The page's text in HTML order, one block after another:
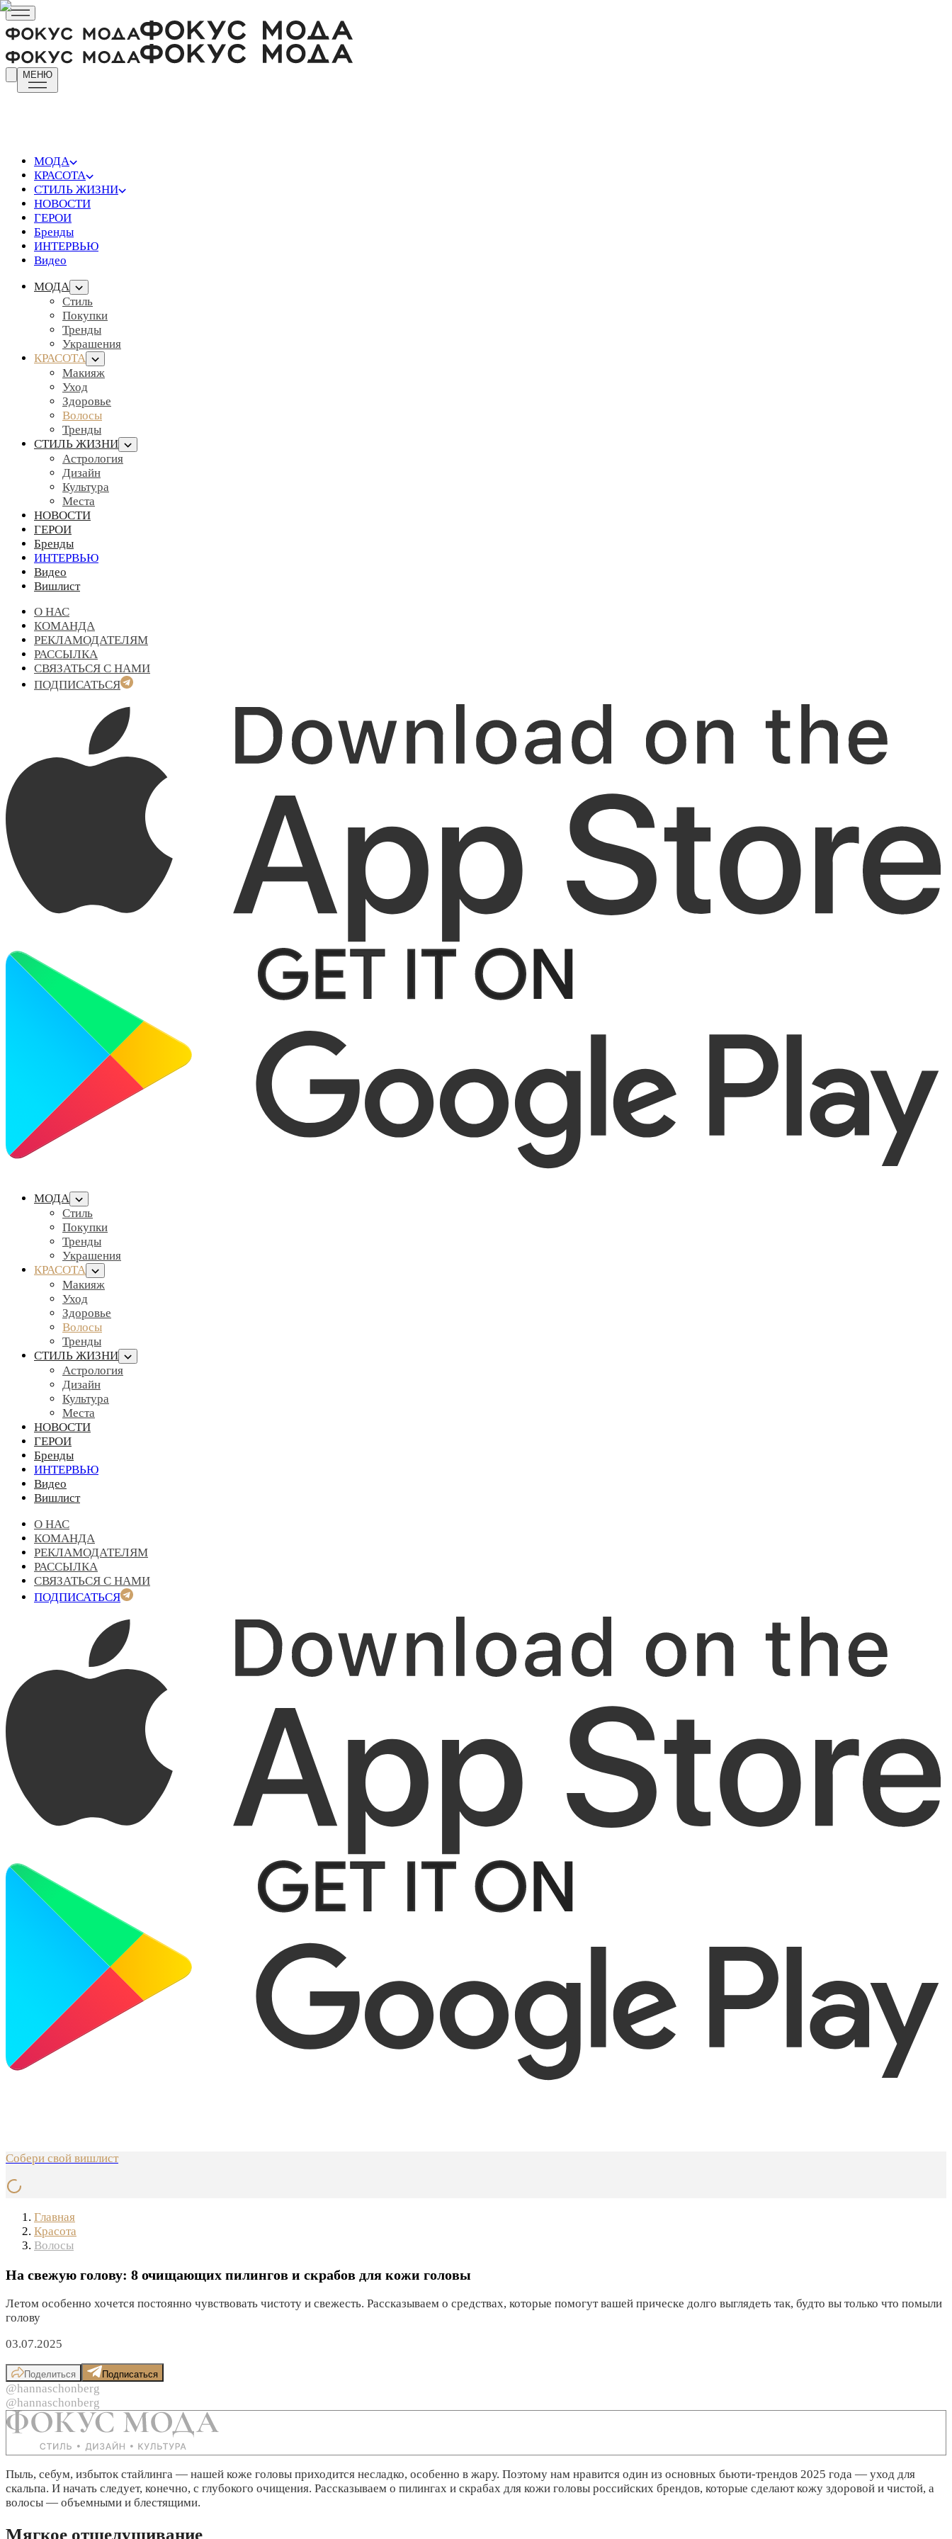
МЕНЮ
МОДА
КРАСОТА
СТИЛЬ ЖИЗНИ
НОВОСТИ
ГЕРОИ
Бренды
ИНТЕРВЬЮ
Видео
МОДА
Стиль
Покупки
Тренды
Украшения
КРАСОТА
Макияж
Уход
Здоровье
Волосы
Тренды
СТИЛЬ ЖИЗНИ
Астрология
Дизайн
Культура
Места
НОВОСТИ
ГЕРОИ
Бренды
ИНТЕРВЬЮ
Видео
Вишлист
О НАС
КОМАНДА
РЕКЛАМОДАТЕЛЯМ
РАССЫЛКА
СВЯЗАТЬСЯ С НАМИ
ПОДПИСАТЬСЯ
МОДА
Стиль
Покупки
Тренды
Украшения
КРАСОТА
Макияж
Уход
Здоровье
Волосы
Тренды
СТИЛЬ ЖИЗНИ
Астрология
Дизайн
Культура
Места
НОВОСТИ
ГЕРОИ
Бренды
ИНТЕРВЬЮ
Видео
Вишлист
О НАС
КОМАНДА
РЕКЛАМОДАТЕЛЯМ
РАССЫЛКА
СВЯЗАТЬСЯ С НАМИ
ПОДПИСАТЬСЯ
Собери свой вишлист
Главная
Красота
Волосы
На свежую голову: 8 очищающих пилингов и скрабов для кожи головы
Летом особенно хочется постоянно чувствовать чистоту и свежесть. Рассказываем о средствах, которые помогут вашей прическе долго выглядеть так, будто вы только что помыли
голову
03.07.2025
Поделиться Подписаться
@hannaschonberg
@hannaschonberg
Пыль, себум, избыток стайлинга — нашей коже головы приходится несладко, особенно в жару. Поэтому нам нравится один из основных бьюти-трендов 2025 года — уход для
скальпа. И начать следует, конечно, с глубокого очищения. Рассказываем о пилингах и скрабах для кожи головы российских брендов, которые сделают кожу здоровой и чистой, а
волосы — объемными и блестящими.
Мягкое отшелушивание